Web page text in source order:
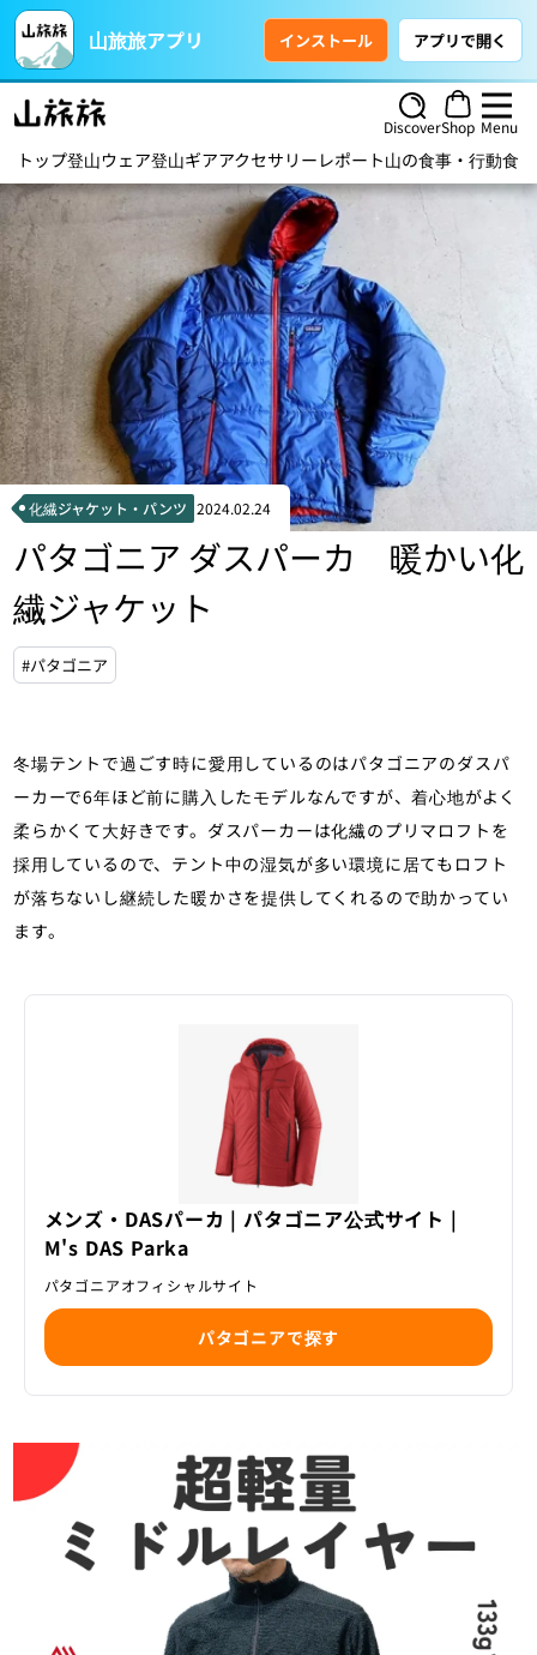
山旅旅アプリ インストール アプリで開く
DiscoverShop Menu
トップ登山ウェア登山ギアアクセサリー レポート山の食事・行動食
化繊ジャケット・パンツ 2024.02.24
パタゴニア ダスパーカ 暖かい化
繊ジャケット
#パタゴニア
冬場テントで過ごす時に愛用しているのはパタゴニアのダスパ
ーカーで6年ほど前に購入したモデルなんですが、着心地がよく
柔らかくて大好きです。ダスパーカーは化繊のプリマロフトを
採用しているので、テント中の湿気が多い環境に居てもロフト
が落ちないし継続した暖かさを提供してくれるので助かってい
ます。
メンズ・DASパーカ | パタゴニア公式サイト |
M's DAS Parka
パタゴニアオフィシャルサイト
パタゴニアで探す